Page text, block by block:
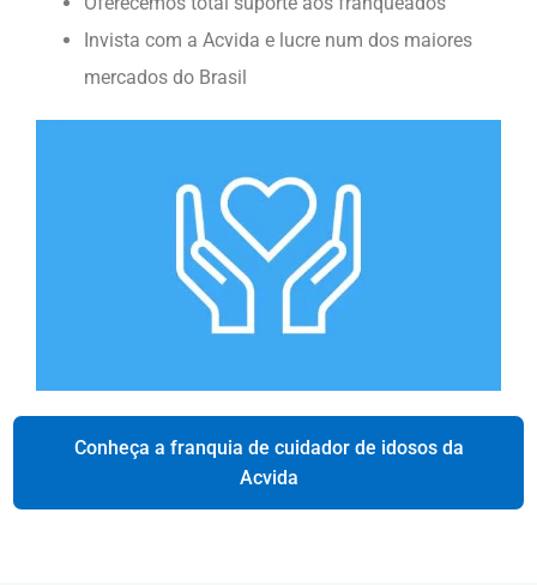
Invista com a Acvida e lucre num dos maiores
mercados do Brasil
Conheça a franquia de cuidador de idosos da
Acvida